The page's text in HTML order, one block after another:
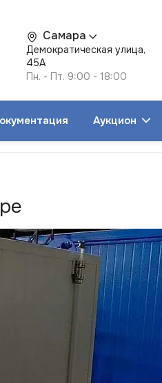
Самара
Демократическая улица,
45А
Пн. - Пт. 9:00 - 18:00
Аукцион